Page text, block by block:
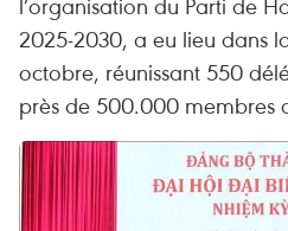
2025-2030, a eu lieu dans
octobre, réunissant 550
près de 500.000 membres